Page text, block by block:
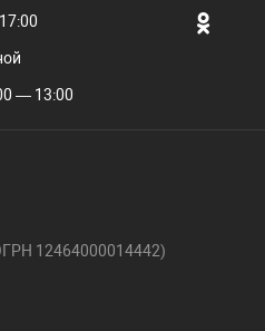
— 13:00
12464000014442)